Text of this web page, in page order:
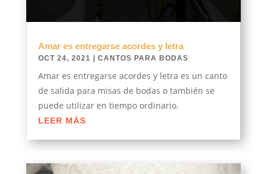
Amar es entregarse acordes y letra
OCT 24, 2021 | CANTOS PARA BODAS
Amar es entregarse acordes y letra es un canto
de salida para misas de bodas o también se
puede utilizar en tiempo ordinario.
LEER MÁS